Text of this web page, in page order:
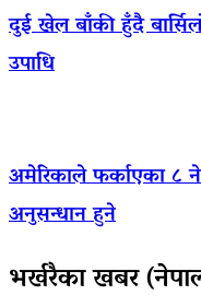
दुई खेल बाँकी हुँदै
उपाधि
अमेरिकाले फर्काएका ८
अनुसन्धान हुने
भर्खरैका खबर